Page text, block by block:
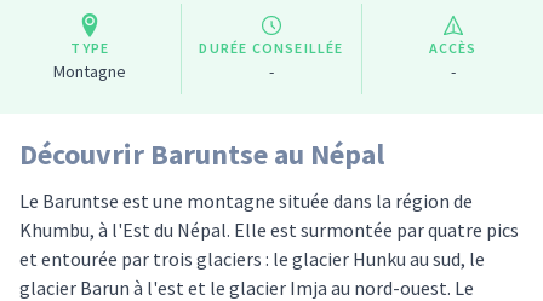
TYPE
Montagne
DURÉE CONSEILLÉE
-
ACCÈS
-
Découvrir Baruntse au Népal
Le Baruntse est une montagne située dans la région de
Khumbu, à l'Est du Népal. Elle est surmontée par quatre pics
et entourée par trois glaciers : le glacier Hunku au sud, le
glacier Barun à l'est et le glacier Imja au nord-ouest. Le